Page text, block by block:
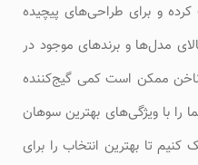
و برای طراحی‌های پیچیده
مدل‌ها و برندهای موجود در
ناخن ممکن است کمی گیج‌کننده
را با ویژگی‌های بهترین سوهان
تا بهترین انتخاب را برای